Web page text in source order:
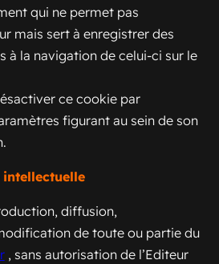
qui ne permet pas
mais sert à enregistrer des
à la navigation de celui-ci sur le
ce cookie par
figurant au sein de son
diffusion,
de toute ou partie du
, sans autorisation de l’Editeur